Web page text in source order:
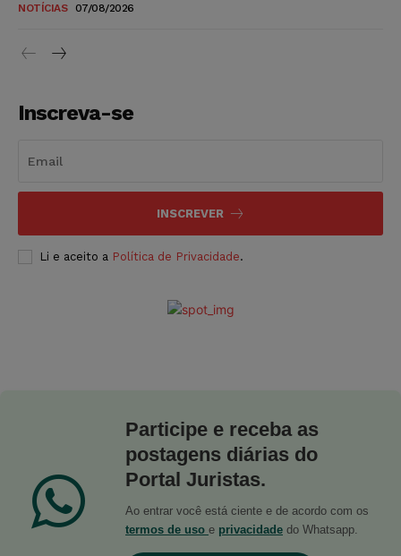
NOTÍCIAS 07/08/2026
Inscreva-se
INSCREVER
Li e aceito a Política de Privacidade.
Participe e receba as
postagens diárias do
Portal Juristas.
Ao entrar você está ciente e de acordo com os
termos de uso e privacidade do Whatsapp.